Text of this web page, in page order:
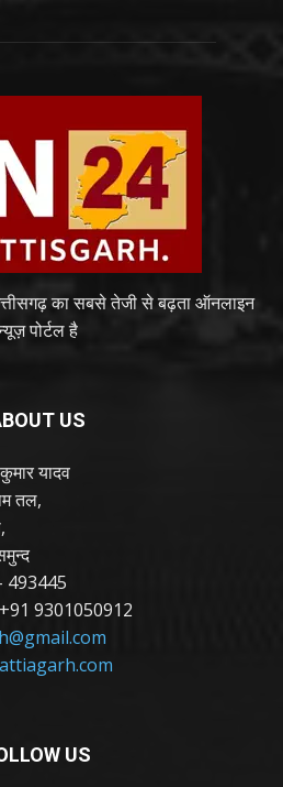
का सबसे तेजी से बढ़ता ऑनलाइन
पोर्टल है
US
यादव
तल,
493445
+91 9301050912
US